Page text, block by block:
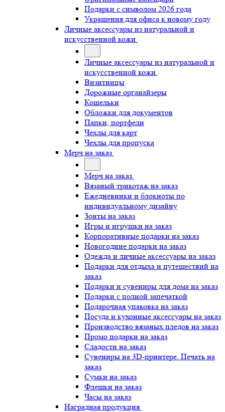
Подарки с символом 2026 года
Украшения для офиса к новому году
Личные аксессуары из натуральной и
искусственной кожи
Личные аксессуары из натуральной и
искусственной кожи
Визитницы
Дорожные органайзеры
Кошельки
Обложки для документов
Папки, портфели
Чехлы для карт
Чехлы для пропуска
Мерч на заказ
Мерч на заказ
Вязаный трикотаж на заказ
Ежедневники и блокноты по
индивидуальному дизайну
Зонты на заказ
Игры и игрушки на заказ
Корпоративные подарки на заказ
Новогодние подарки на заказ
Одежда и личные аксессуары на заказ
Подарки для отдыха и путешествий на
заказ
Подарки и сувениры для дома на заказ
Подарки с полной запечаткой
Подарочная упаковка на заказ
Посуда и кухонные аксессуары на заказ
Производство вязаных пледов на заказ
Промо подарки на заказ
Сладости на заказ
Сувениры на 3D-принтере. Печать на
заказ
Сумки на заказ
Флешки на заказ
Часы на заказ
Наградная продукция